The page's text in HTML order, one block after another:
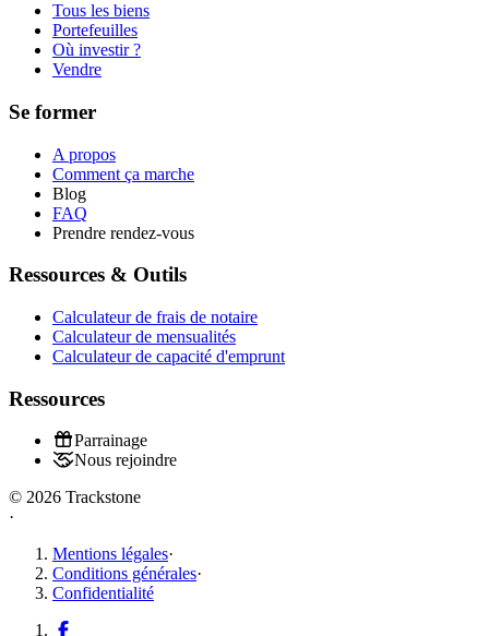
Tous les biens
Portefeuilles
Où investir ?
Vendre
Se former
A propos
Comment ça marche
Blog
FAQ
Prendre rendez-vous
Ressources & Outils
Calculateur de frais de notaire
Calculateur de mensualités
Calculateur de capacité d'emprunt
Ressources
Parrainage
Nous rejoindre
© 2026 Trackstone
·
Mentions légales·
Conditions générales·
Confidentialité